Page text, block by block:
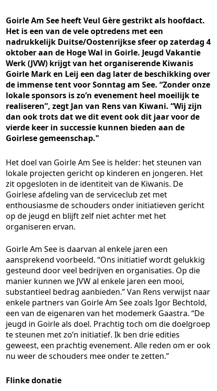
Goirle Am See heeft Veul Gère gestrikt als hoofdact.
Het is een van de vele optredens met een
nadrukkelijk Duitse/Oostenrijkse sfeer op zaterdag 4
oktober aan de Hoge Wal in Goirle. Jeugd Vakantie
Werk (JVW) krijgt van het organiserende Kiwanis
Goirle Mark en Leij een dag later de beschikking over
de immense tent voor Sonntag am See. “Zonder onze
lokale sponsors is zo’n evenement heel moeilijk te
realiseren”, zegt Jan van Rens van Kiwani. “Wij zijn
dan ook trots dat we dit event ook dit jaar voor de
vierde keer in successie kunnen bieden aan de
Goirlese gemeenschap."
Het doel van Goirle Am See is helder: het steunen van
lokale projecten gericht op kinderen en jongeren. Het
zit opgesloten in de identiteit van de Kiwanis. De
Goirlese afdeling van de serviceclub zet met
enthousiasme de schouders onder initiatieven gericht
op de jeugd en blijft zelf niet achter met het
organiseren ervan.
Goirle Am See is daarvan al enkele jaren een
aansprekend voorbeeld. “Ons initiatief wordt gelukkig
gesteund door veel bedrijven en organisaties. Op die
manier kunnen we JVW al enkele jaren een mooi,
substantieel bedrag aanbieden.” Van Rens verwijst naar
enkele partners van Goirle Am See zoals Igor Bechtold,
een van de eigenaren van het modemerk Gaastra. “De
jeugd in Goirle als doel. Prachtig toch om die doelgroep
te steunen met zo’n initiatief. Ik ben drie edities
geweest, een prachtig evenement. Alle reden om er ook
nu weer de schouders mee onder te zetten.”
Flinke donatie